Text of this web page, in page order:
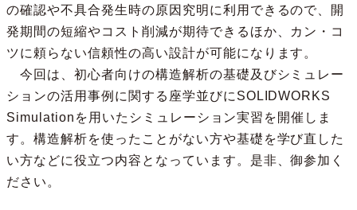
の確認や不具合発生時の原因究明に利用できるので、開
発期間の短縮やコスト削減が期待できるほか、カン・コ
ツに頼らない信頼性の高い設計が可能になります。
今回は、初心者向けの構造解析の基礎及びシミュレー
ションの活用事例に関する座学並びにSOLIDWORKS
Simulationを用いたシミュレーション実習を開催しま
す。構造解析を使ったことがない方や基礎を学び直した
い方などに役立つ内容となっています。是非、御参加く
ださい。